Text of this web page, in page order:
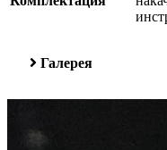
Галерея